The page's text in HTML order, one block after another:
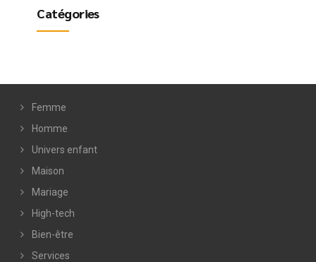
Catégories
Femme
Homme
Univers enfant
Maison
Mariage
High-tech
Bien-être
Services